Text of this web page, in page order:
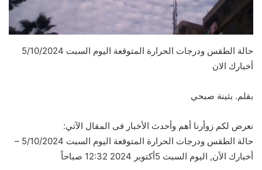
حالة الطقس ودرجات الحرارة المتوقعة اليوم السبت 5/10/2024
أخبارك الان
بقلم. بثينة صبحي
نعرض لكم زوأرنا أهم وأحدث الأخبار فى المقال الآتي:
حالة الطقس ودرجات الحرارة المتوقعة اليوم السبت 5/10/2024 –
أخبارك الأن, اليوم السبت 5أكتوبر 2024 12:32 صباحاً